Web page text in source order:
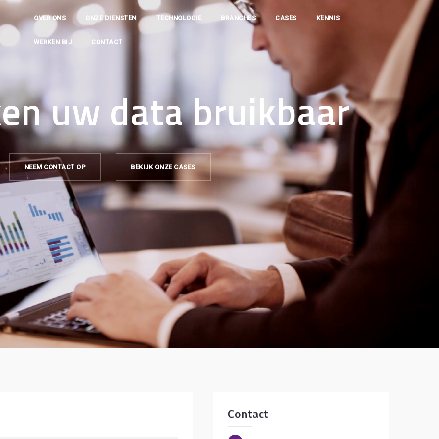
OVER ONS ONZE DIENSTEN TECHNOLOGIE BRANCHES CASES KENNIS
WERKEN BIJ CONTACT
uw data bruikbaar
NEEM CONTACT OP BEKIJK ONZE CASES
Contact